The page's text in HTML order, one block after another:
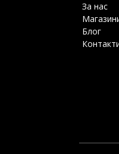
За нас
Блог